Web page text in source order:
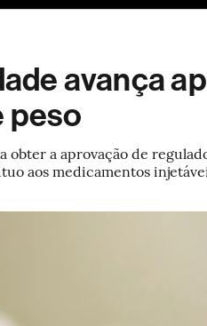
avança
peso
a aprovação de
aos medicamentos